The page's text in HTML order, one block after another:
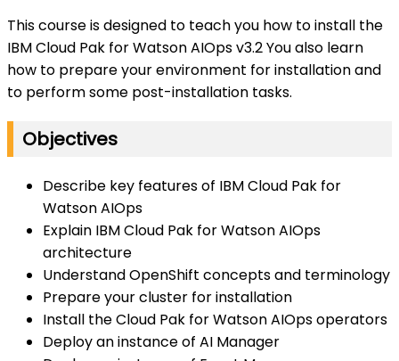
This course is designed to teach you how to install the
IBM Cloud Pak for Watson AIOps v3.2 You also learn
how to prepare your environment for installation and
to perform some post-installation tasks.
Objectives
Describe key features of IBM Cloud Pak for
Watson AIOps
Explain IBM Cloud Pak for Watson AIOps
architecture
Understand OpenShift concepts and terminology
Prepare your cluster for installation
Install the Cloud Pak for Watson AIOps operators
Deploy an instance of AI Manager